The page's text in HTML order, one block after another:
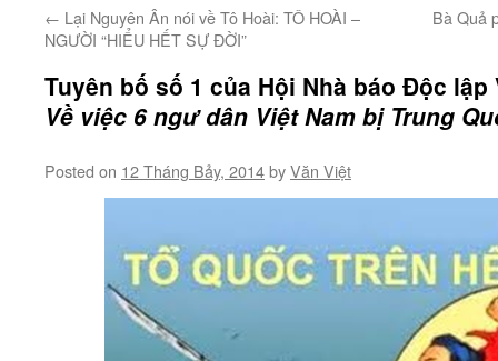
← Lại Nguyên Ân nói về Tô Hoài: TÔ HOÀI –
NGƯỜI “HIỂU HẾT SỰ ĐỜI”
Bà Quả
Tuyên bố số 1 của Hội Nhà báo Độc lập
Về việc 6 ngư dân Việt Nam bị Trung
Posted on 12 Tháng Bảy, 2014byVăn Việt